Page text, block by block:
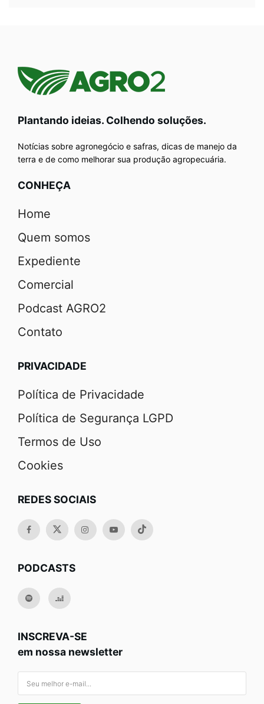
Plantando ideias. Colhendo soluções.
Notícias sobre agronegócio e safras, dicas de manejo da
terra e de como melhorar sua produção agropecuária.
CONHEÇA
Home
Quem somos
Expediente
Comercial
Podcast AGRO2
Contato
PRIVACIDADE
Política de Privacidade
Política de Segurança LGPD
Termos de Uso
Cookies
REDES SOCIAIS
PODCASTS
INSCREVA-SE
em nossa newsletter